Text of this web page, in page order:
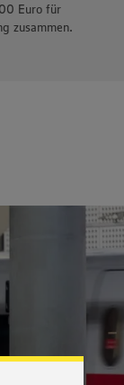
zu
von
kann
Euro für
zusammen.